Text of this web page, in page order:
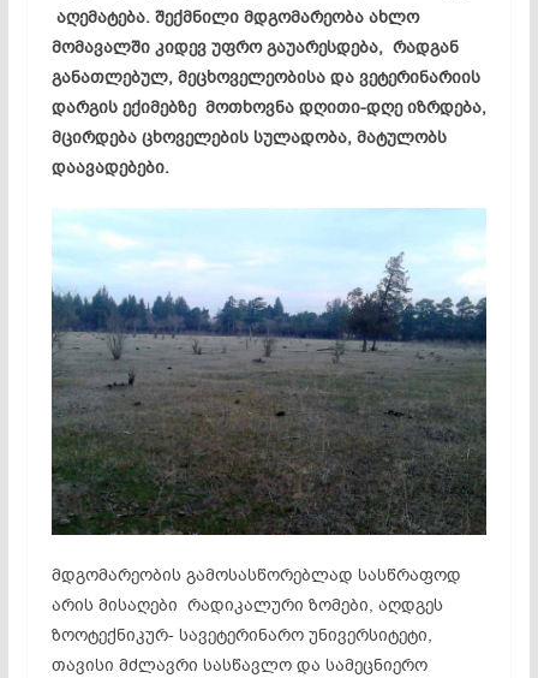
აღემატება. შექმნილი მდგომარეობა ახლო
მომავალში კიდევ უფრო გაუარესდება, რადგან
განათლებულ, მეცხოველეობისა და ვეტერინარიის
დარგის ექიმებზე მოთხოვნა დღითი-დღე იზრდება,
მცირდება ცხოველების სულადობა, მატულობს
დაავადებები.
მდგომარეობის გამოსასწორებლად სასწრაფოდ
არის მისაღები რადიკალური ზომები, აღდგეს
ზოოტექნიკურ- სავეტერინარო უნივერსიტეტი,
თავისი მძლავრი სასწავლო და სამეცნიერო